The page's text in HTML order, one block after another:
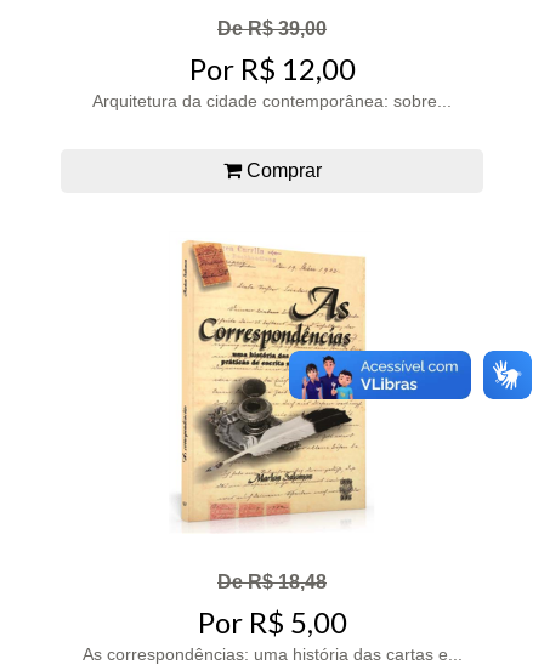
De R$ 39,00
Por R$ 12,00
Arquitetura da cidade contemporânea: sobre...
Comprar
De R$ 18,48
Por R$ 5,00
As correspondências: uma história das cartas e...